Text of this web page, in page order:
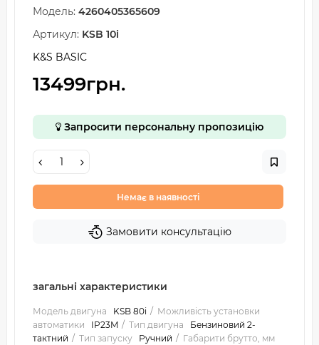
Модель: 4260405365609
Артикул: KSB 10i
‎K&S BASIC
13499грн.
Запросити персональну пропозицію
Немає в наявності
Замовити консультацію
загальні характеристики
Модель двигуна KSB 80i
Можливість установки
автоматики
IP23M Тип двигуна
Бензиновий 2-
тактний
Тип запуску Ручний
Габарити брутто, мм